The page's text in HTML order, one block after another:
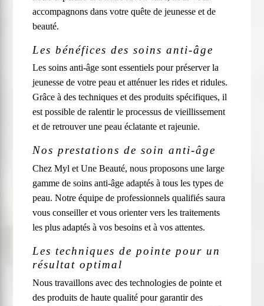
accompagnons dans votre quête de jeunesse et de
beauté.
Les bénéfices des soins anti-âge
Les soins anti-âge sont essentiels pour préserver la
jeunesse de votre peau et atténuer les rides et ridules.
Grâce à des techniques et des produits spécifiques, il
est possible de ralentir le processus de vieillissement
et de retrouver une peau éclatante et rajeunie.
Nos prestations de soin anti-âge
Chez Myl et Une Beauté, nous proposons une large
gamme de soins anti-âge adaptés à tous les types de
peau. Notre équipe de professionnels qualifiés saura
vous conseiller et vous orienter vers les traitements
les plus adaptés à vos besoins et à vos attentes.
Les techniques de pointe pour un
résultat optimal
Nous travaillons avec des technologies de pointe et
des produits de haute qualité pour garantir des